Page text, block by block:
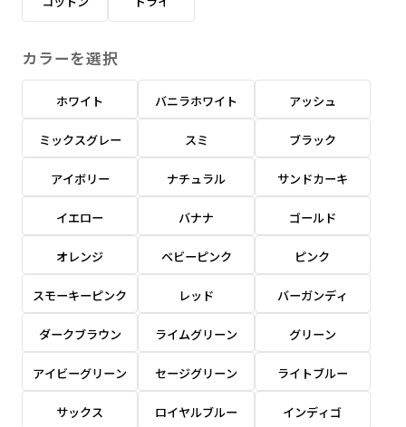
カラーを選択
ホワイト バニラホワイト アッシュ
ミックスグレー スミ ブラック
アイボリー ナチュラル サンドカーキ
イエロー バナナ ゴールド
オレンジ ベビーピンク ピンク
スモーキーピンク レッド バーガンディ
ダークブラウン ライムグリーン グリーン
アイビーグリーン セージグリーン ライトブルー
サックス ロイヤルブルー インディゴ
購入時の案内に沿って入稿してください。［
入稿（AI／PSD）（要画像確認）［ +298円
］
弊社よりJPG画像をお送りします。ご確認のお
返事を頂いたあとに製作開始いたします。
デザイン依頼［ +3,998円 ］
イルまたは、文章でお知らせください。
文字だけのぼり［ +1,298円 ］
ご購入時の案内に沿って、文字をご指定くだ
名入れ［+999円］
文字のみの名入れが可能です。
名入れ（要画像確認）［+1,298円］
弊社よりJPG画像をお送りします。ご確認のお
返事を頂いたあとに製作開始いたします。
ロゴ有り名入れ［ +1,498円］
ご購入時の案内にそって、デザイン画のファ
イルまたは、文章でお知らせください。
スリム(45x180)
飾る場所に対して、標準サイズでは大きすぎると
感じる場合や、立てる本数を増やしたい場合はこ
ちらです。
幅が15cm 狭くなっておりスリムな印象を受けま
す。
コンパクト(45x150)
あまり一般的でないサイズですが最近、注文が増
スリム(180x45)
飾る場所に対して、標準サイズでは大きすぎると
感じる場合や、立てる本数を増やしたい場合はこ
ちらです。
幅が15cm 狭くなっておりスリムな印象を受けま
す。
コンパクト(150x45)
あまり一般的でないサイズですが最近、注文が増
上左チチと
上右チチと
左棒袋縫い
右棒袋縫い
（上と右）
上棒袋縫い
（上のみ）
上下棒袋縫い
（上と下）
タペストリー
加工
※パイプ紐付き
その他
※備考欄に要望をお書きください
Aバナー用チチ
（上2下2）
ハトメ上4つ
（+1営業日）
ハトメ上下4つ
（+1営業日）
上棒袋縫い
（上のみ）
（上のみ） その他
※備考欄に要望をお書きください
1本（2分割）の場合だと
文字の間にスリットが入ります